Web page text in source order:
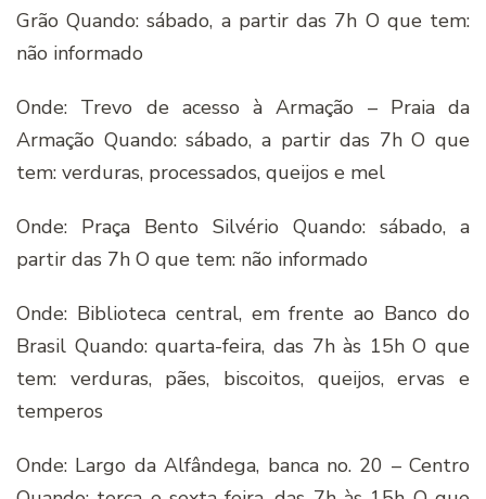
Grão Quando: sábado, a partir das 7h O que tem:
não informado
Onde: Trevo de acesso à Armação – Praia da
Armação Quando: sábado, a partir das 7h O que
tem: verduras, processados, queijos e mel
Onde: Praça Bento Silvério Quando: sábado, a
partir das 7h O que tem: não informado
Onde: Biblioteca central, em frente ao Banco do
Brasil Quando: quarta-feira, das 7h às 15h O que
tem: verduras, pães, biscoitos, queijos, ervas e
temperos
Onde: Largo da Alfândega, banca no. 20 – Centro